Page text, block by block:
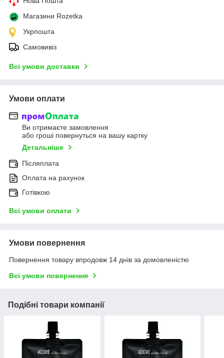
Магазини Rozetka
Укрпошта
Самовивіз
Всі умови доставки
Умови оплати
Ви отримаєте замовлення
або гроші повернуться на вашу картку
Детальніше
Післяплата
Оплата на рахунок
Готівкою
Всі умови оплати
Умови повернення
Повернення товару впродовж 14 днів за домовленістю
Всі умови повернення
Подібні товари компанії